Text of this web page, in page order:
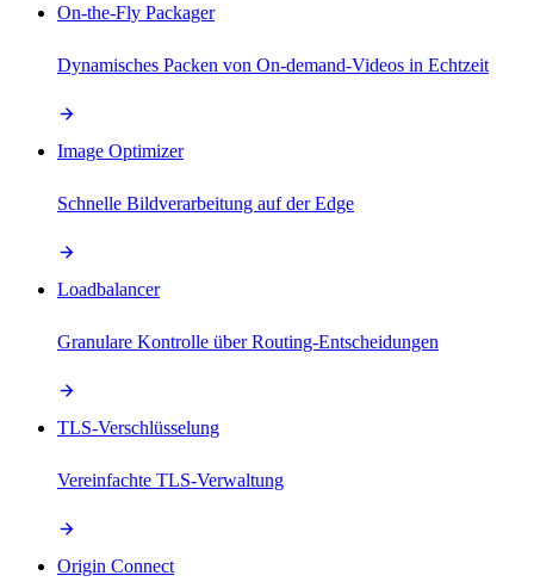
On-the-Fly Packager
Dynamisches Packen von On-demand-Videos in Echtzeit
Image Optimizer
Schnelle Bildverarbeitung auf der Edge
Loadbalancer
Granulare Kontrolle über Routing-Entscheidungen
TLS-Verschlüsselung
Vereinfachte TLS-Verwaltung
Origin Connect